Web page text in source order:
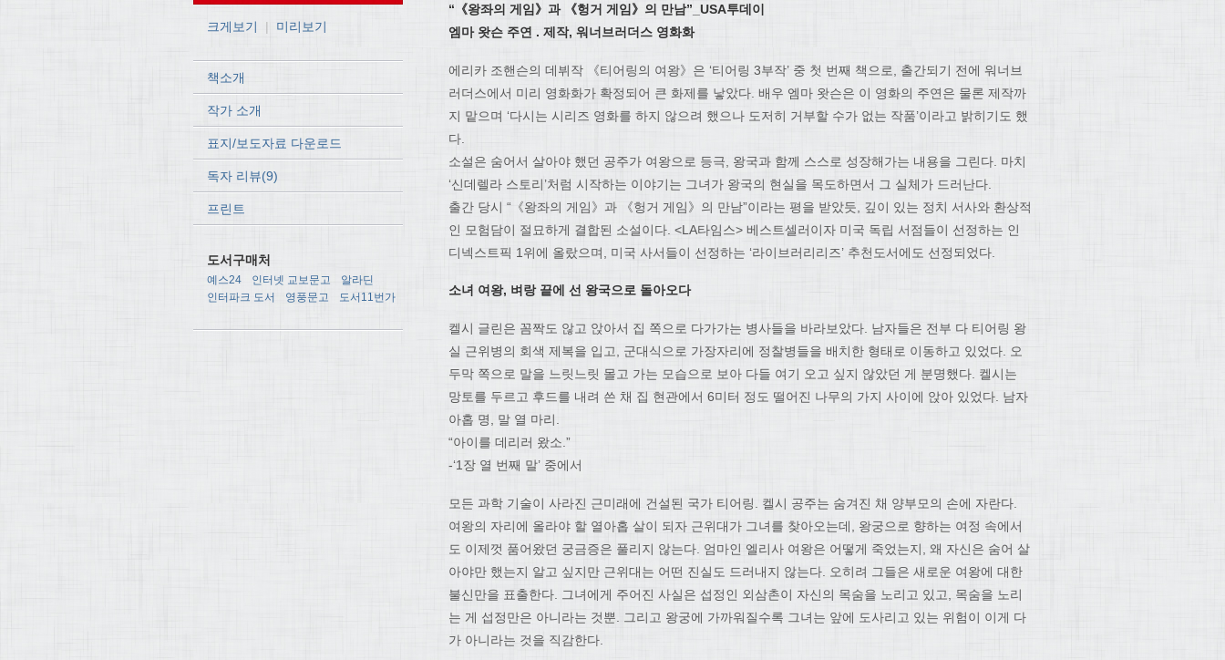
크게보기 | 미리보기
책소개
작가 소개
표지/보도자료 다운로드
독자 리뷰(9)
프린트
도서구매처
예스24 인터넷 교보문고
알라딘
인터파크 도서
영풍문고 도서11번가
“ 《왕좌의 게임 》 과 《헝거 게임 》 의 만남”_USA투데이
엠마 왓슨 주연 . 제작, 워너브러더스 영화화
에리카 조핸슨의 데뷔작 《티어링의 여왕》은 ‘티어링 3부작’ 중 첫 번째 책으로, 출간되기 전에 워너브
러더스에서 미리 영화화가 확정되어 큰 화제를 낳았다. 배우 엠마 왓슨은 이 영화의 주연은 물론 제작까
지 맡으며 ‘다시는 시리즈 영화를 하지 않으려 했으나 도저히 거부할 수가 없는 작품’이라고 밝히기도 했
다.
소설은 숨어서 살아야 했던 공주가 여왕으로 등극, 왕국과 함께 스스로 성장해가는 내용을 그린다. 마치
‘신데렐라 스토리’처럼 시작하는 이야기는 그녀가 왕국의 현실을 목도하면서 그 실체가 드러난다.
출간 당시 “《왕좌의 게임》과 《헝거 게임》의 만남”이라는 평을 받았듯, 깊이 있는 정치 서사와 환상적
인 모험담이 절묘하게 결합된 소설이다. <LA타임스> 베스트셀러이자 미국 독립 서점들이 선정하는 인
디넥스트픽 1위에 올랐으며, 미국 사서들이 선정하는 ‘라이브러리리즈’ 추천도서에도 선정되었다.
소녀 여왕, 벼랑 끝에 선 왕국으로 돌아오다
켈시 글린은 꼼짝도 않고 앉아서 집 쪽으로 다가가는 병사들을 바라보았다. 남자들은 전부 다 티어링 왕
실 근위병의 회색 제복을 입고, 군대식으로 가장자리에 정찰병들을 배치한 형태로 이동하고 있었다. 오
두막 쪽으로 말을 느릿느릿 몰고 가는 모습으로 보아 다들 여기 오고 싶지 않았던 게 분명했다. 켈시는
망토를 두르고 후드를 내려 쓴 채 집 현관에서 6미터 정도 떨어진 나무의 가지 사이에 앉아 있었다. 남자
아홉 명, 말 열 마리.
“아이를 데리러 왔소.”
-‘1장 열 번째 말’ 중에서
모든 과학 기술이 사라진 근미래에 건설된 국가 티어링. 켈시 공주는 숨겨진 채 양부모의 손에 자란다.
여왕의 자리에 올라야 할 열아홉 살이 되자 근위대가 그녀를 찾아오는데, 왕궁으로 향하는 여정 속에서
도 이제껏 품어왔던 궁금증은 풀리지 않는다. 엄마인 엘리사 여왕은 어떻게 죽었는지, 왜 자신은 숨어 살
아야만 했는지 알고 싶지만 근위대는 어떤 진실도 드러내지 않는다. 오히려 그들은 새로운 여왕에 대한
불신만을 표출한다. 그녀에게 주어진 사실은 섭정인 외삼촌이 자신의 목숨을 노리고 있고, 목숨을 노리
는 게 섭정만은 아니라는 것뿐. 그리고 왕궁에 가까워질수록 그녀는 앞에 도사리고 있는 위험이 이게 다
가 아니라는 것을 직감한다.